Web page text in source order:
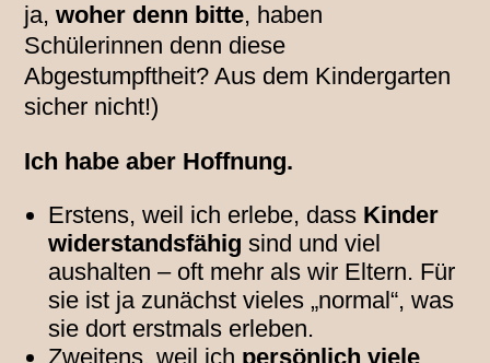
ja,woher denn bitte, haben
Schülerinnen denn diese
Abgestumpftheit? Aus dem Kindergarten
sicher nicht!)
Ich habe aber Hoffnung.
Erstens, weil ich erlebe, dass Kinder
widerstandsfähig sind und viel
aushalten – oft mehr als wir Eltern. Für
sie ist ja zunächst vieles „normal“, was
sie dort erstmals erleben.
Zweitens, weil ich persönlich viele